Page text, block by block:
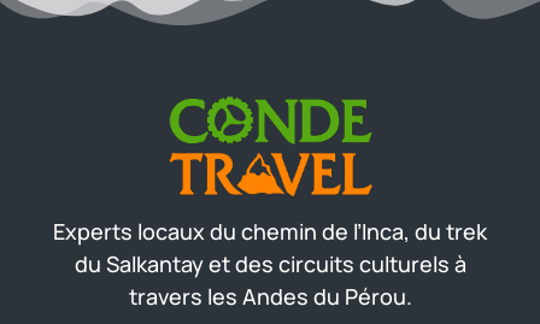
Experts locaux du chemin de l’Inca, du trek
du Salkantay et des circuits culturels à
travers les Andes du Pérou.